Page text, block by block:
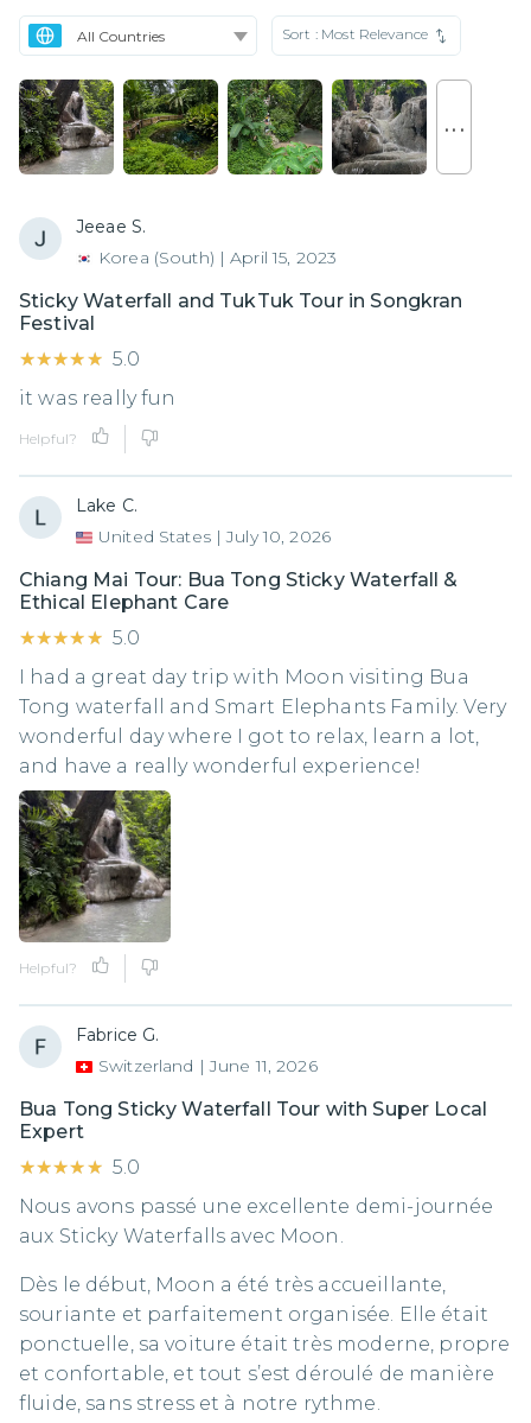
Sort : Most Relevance
. . .
Jeeae S.
Korea (South) | April 15, 2023
Sticky Waterfall and TukTuk Tour in Songkran
Festival
★★★★★
★★★★★ 5.0
it was really fun
Helpful?
Lake C.
United States | July 10, 2026
Chiang Mai Tour: Bua Tong Sticky Waterfall &
Ethical Elephant Care
★★★★★
★★★★★ 5.0
I had a great day trip with Moon visiting Bua
Tong waterfall and Smart Elephants Family. Very
wonderful day where I got to relax, learn a lot,
and have a really wonderful experience!
Helpful?
Fabrice G.
Switzerland | June 11, 2026
Bua Tong Sticky Waterfall Tour with Super Local
Expert
★★★★★
★★★★★ 5.0
Nous avons passé une excellente demi-journée
aux Sticky Waterfalls avec Moon.
Dès le début, Moon a été très accueillante,
souriante et parfaitement organisée. Elle était
ponctuelle, sa voiture était très moderne, propre
et confortable, et tout s’est déroulé de manière
fluide, sans stress et à notre rythme.